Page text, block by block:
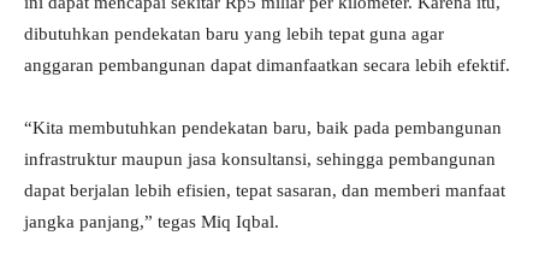
dibutuhkan pendekatan baru yang lebih tepat guna agar
anggaran pembangunan dapat dimanfaatkan secara lebih efektif.
“Kita membutuhkan pendekatan baru, baik pada pembangunan
infrastruktur maupun jasa konsultansi, sehingga pembangunan
dapat berjalan lebih efisien, tepat sasaran, dan memberi manfaat
jangka panjang,” tegas Miq Iqbal.